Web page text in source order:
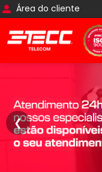
Área do cliente
❮